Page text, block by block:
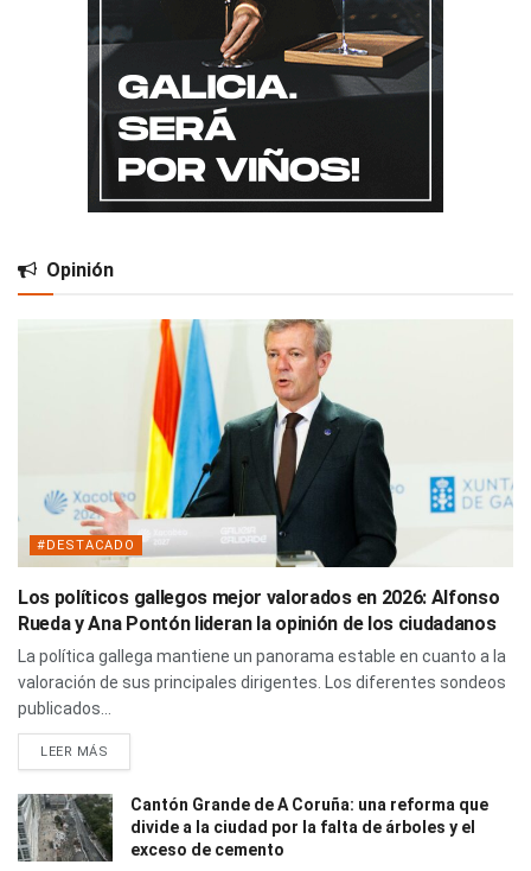
Opinión
#DESTACADO
Los políticos gallegos mejor valorados en 2026: Alfonso
Rueda y Ana Pontón lideran la opinión de los ciudadanos
La política gallega mantiene un panorama estable en cuanto a la
valoración de sus principales dirigentes. Los diferentes sondeos
publicados...
LEER MÁS
Cantón Grande de A Coruña: una reforma que
divide a la ciudad por la falta de árboles y el
exceso de cemento